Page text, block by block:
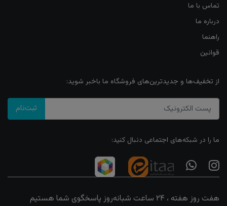
تماس با ما
درباره ما
راهنما
قوانین
از تخفیف‌ها و جدیدترین‌های فروشگاه ما باخبر شوید:
ثبت‌نام
ما را در شبکه‌های اجتماعی دنبال کنید:
هفت روز هفته ، ۲۴ ساعت شبانه‌روز پاسخگوی شما هستیم